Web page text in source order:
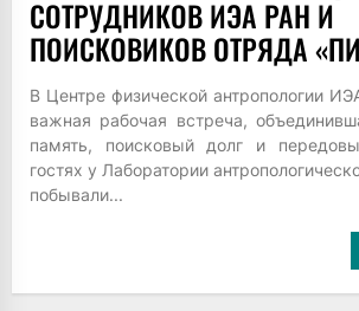
СОТРУДНИКОВ ИЭА РАН И
ПОИСКОВИКОВ ОТРЯДА
В Центре физической антропологии
важная рабочая встреча,
память, поисковый долг и
гостях у Лаборатории
побывали...